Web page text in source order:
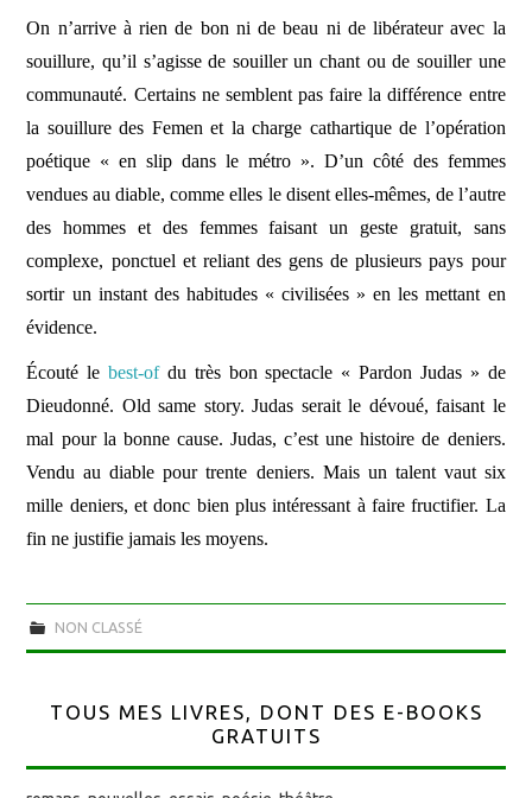
On n’arrive à rien de bon ni de beau ni de libérateur avec la
souillure, qu’il s’agisse de souiller un chant ou de souiller une
communauté. Certains ne semblent pas faire la différence entre
la souillure des Femen et la charge cathartique de l’opération
poétique « en slip dans le métro ». D’un côté des femmes
vendues au diable, comme elles le disent elles-mêmes, de l’autre
des hommes et des femmes faisant un geste gratuit, sans
complexe, ponctuel et reliant des gens de plusieurs pays pour
sortir un instant des habitudes « civilisées » en les mettant en
évidence.
Écouté lebest-ofdu très bon spectacle « Pardon Judas » de
Dieudonné. Old same story. Judas serait le dévoué, faisant le
mal pour la bonne cause. Judas, c’est une histoire de deniers.
Vendu au diable pour trente deniers. Mais un talent vaut six
mille deniers, et donc bien plus intéressant à faire fructifier. La
fin ne justifie jamais les moyens.
NON CLASSÉ
TOUS MES LIVRES, DONT DES E-BOOKS
GRATUITS